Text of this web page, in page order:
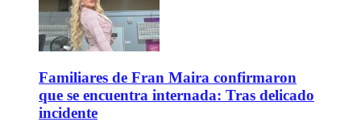
Familiares de Fran Maira confirmaron
que se encuentra internada: Tras delicado
incidente